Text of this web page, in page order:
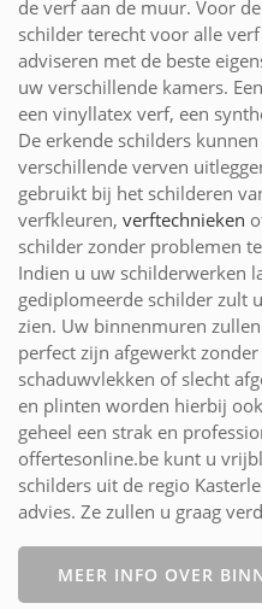
de verf aan de muur. Voor
schilder terecht voor alle
adviseren met de beste
uw verschillende kamers.
een vinyllatex verf, een
De erkende schilders
verschillende verven
gebruikt bij het schilderen
verfkleuren, verftechnieken
schilder zonder problemen
Indien u uw schilderwerken
gediplomeerde schilder zult
zien. Uw binnenmuren
perfect zijn afgewerkt
schaduwvlekken of slecht
en plinten worden hierbij
geheel een strak en
offertesonline.be kunt u
schilders uit de regio
advies. Ze zullen u graag
MEER INFO OVER